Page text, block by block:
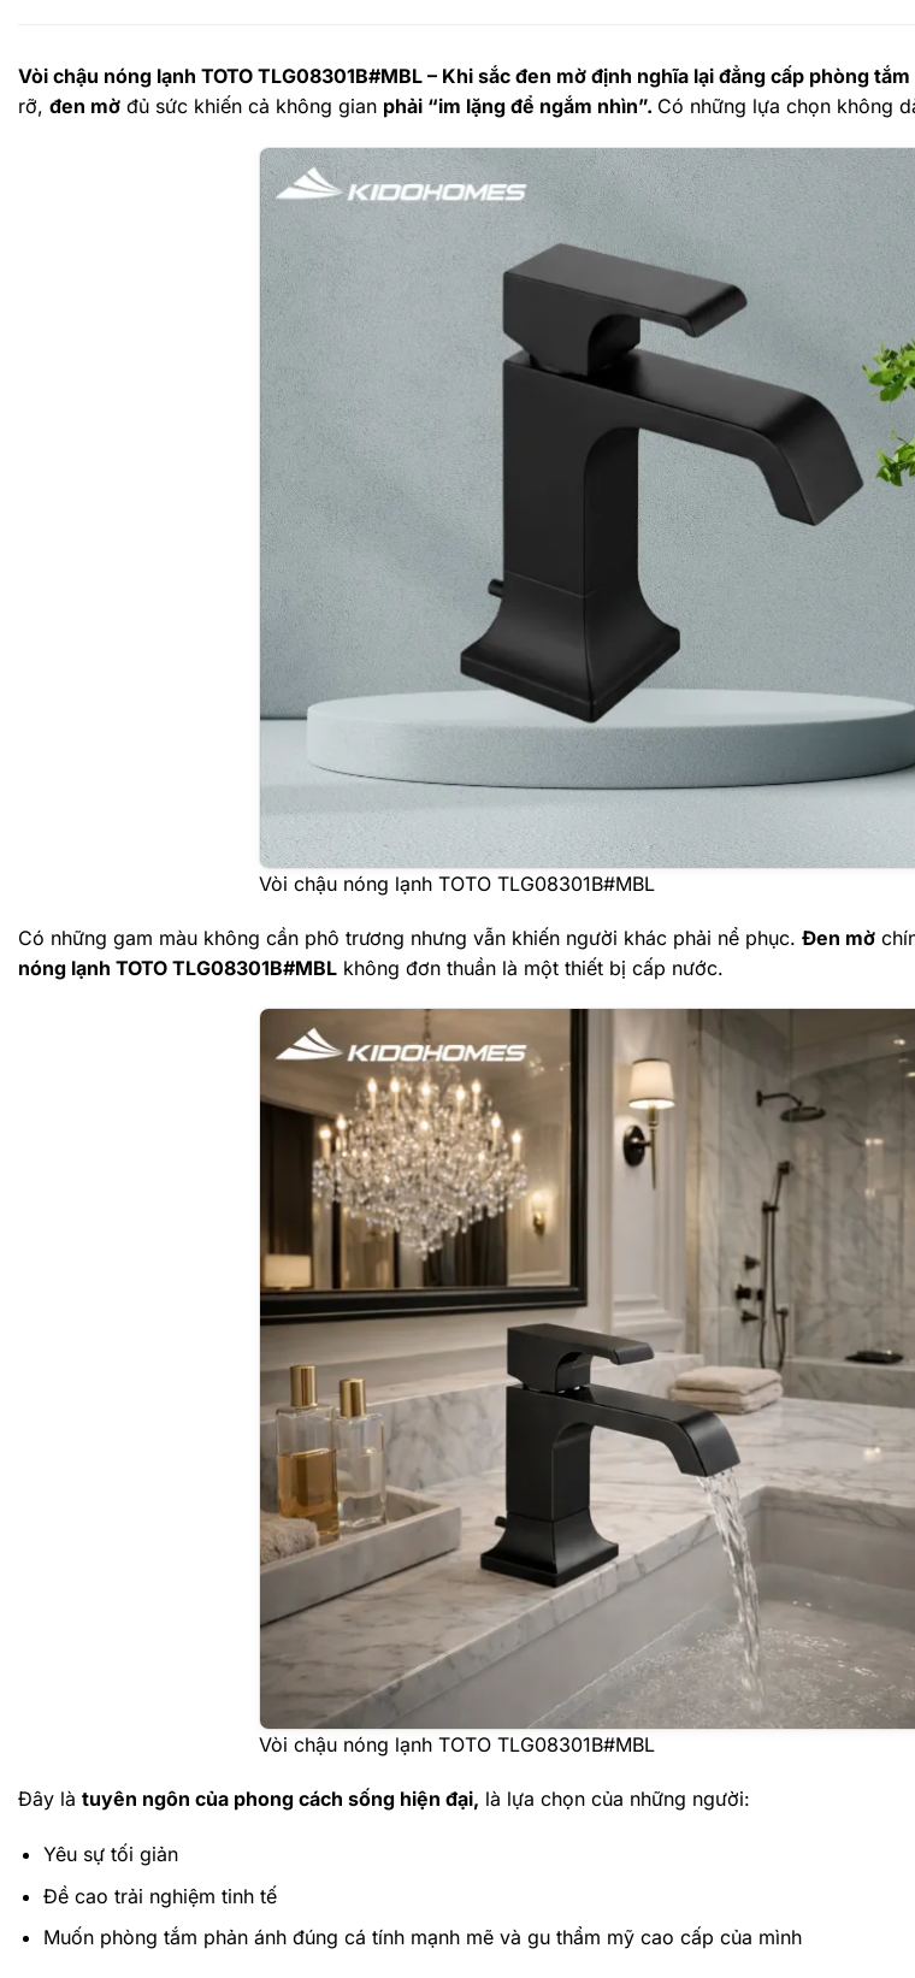
Vòi chậu nóng lạnh TOTO TLG08301B#MBL – Khi sắc đen mờ định nghĩa lại đẳng cấp phòng
rỡ, đen mờ đủ sức khiến cả không gian phải “im lặng để ngắm nhìn”. Có những lựa chọn không
Vòi chậu nóng lạnh TOTO TLG08301B#MBL
Có những gam màu không cần phô trương nhưng vẫn khiến người khác phải nể phục. Đen mờ
nóng lạnh TOTO TLG08301B#MBL không đơn thuần là một thiết bị cấp nước.
Vòi chậu nóng lạnh TOTO TLG08301B#MBL
Đây là tuyên ngôn của phong cách sống hiện đại, là lựa chọn của những người:
Yêu sự tối giản
Đề cao trải nghiệm tinh tế
Muốn phòng tắm phản ánh đúng cá tính mạnh mẽ và gu thẩm mỹ cao cấp của mình